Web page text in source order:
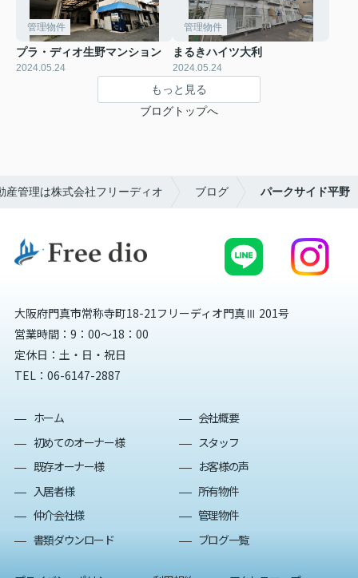
管理物件
プラ・ディオ生野マンション
2024.05.24
管理物件
まるきハイツ大利
2024.05.24
もっと見る
ブログトップへ
産管理は株式会社フリーディオ ブログ パークサイド平野
大阪府門真市常称寺町18-21フリーディオ門真Ⅲ 201号
営業時間：9：00～18：00
定休日：土・日・祝日
TEL： 06-6147-2887
ホーム
初めてのオーナー様
既存オーナー様
入居者様
仲介会社様
書類ダウンロード
会社概要
スタッフ
お客様の声
所有物件
管理物件
ブログ一覧